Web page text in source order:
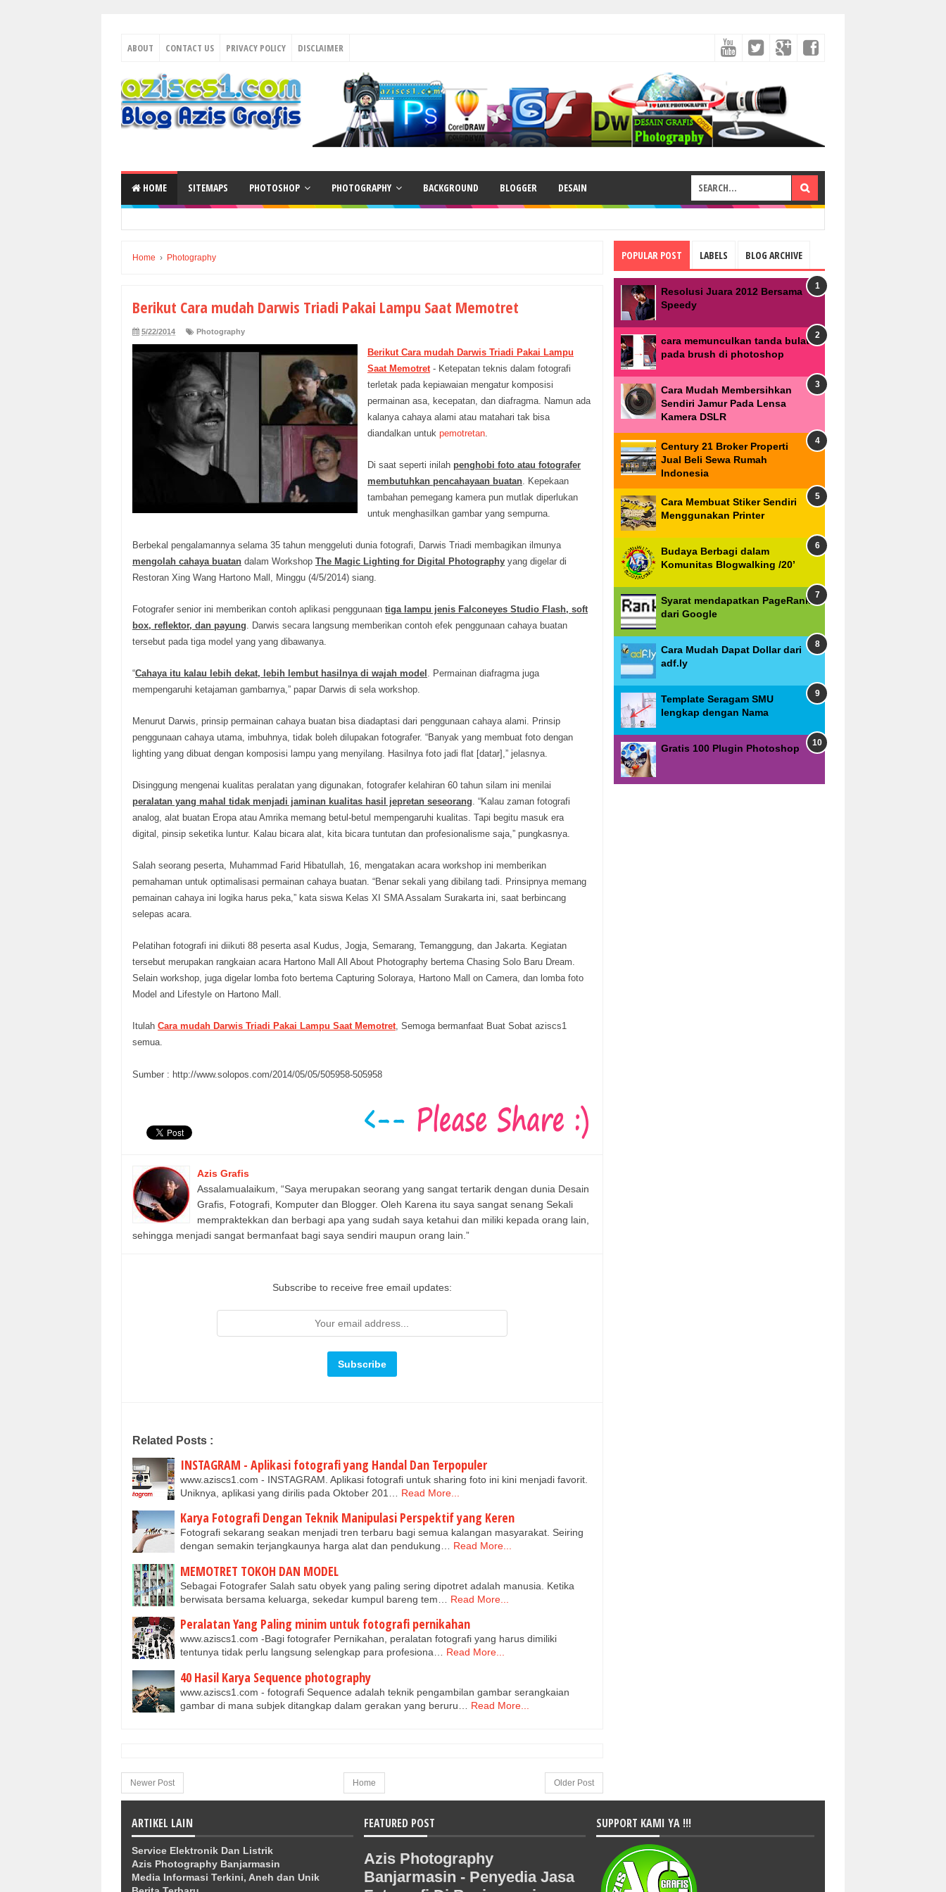
ABOUT CONTACT US PRIVACY POLICY DISCLAIMER
HOME SITEMAPS PHOTOSHOP PHOTOGRAPHY BACKGROUND BLOGGER DESAIN
Home › Photography
Berikut Cara mudah Darwis Triadi Pakai Lampu Saat Memotret
5/22/2014 Photography
Berikut Cara mudah Darwis Triadi Pakai Lampu
Saat Memotret - Ketepatan teknis dalam fotografi
terletak pada kepiawaian mengatur komposisi
permainan asa, kecepatan, dan diafragma. Namun ada
kalanya cahaya alami atau matahari tak bisa
diandalkan untuk pemotretan
Di saat seperti inilah penghobi foto atau fotografer
membutuhkan pencahayaan buatan . Kepekaan
tambahan pemegang kamera pun mutlak diperlukan
untuk menghasilkan gambar yang sempurna.
Berbekal pengalamannya selama 35 tahun menggeluti dunia fotografi, Darwis Triadi membagikan ilmunya
mengolah cahaya buatan dalam Workshop The Magic Lighting for Digital Photography yang digelar di
Restoran Xing Wang Hartono Mall, Minggu (4/5/2014) siang.
Fotografer senior ini memberikan contoh aplikasi penggunaan tiga lampu jenis Falconeyes Studio Flash, soft
box, reflektor, dan payung . Darwis secara langsung memberikan contoh efek penggunaan cahaya buatan
tersebut pada tiga model yang yang dibawanya.
“Cahaya itu kalau lebih dekat, lebih lembut hasilnya di wajah model
. Permainan diafragma juga
mempengaruhi ketajaman gambarnya,” papar Darwis di sela workshop.
Menurut Darwis, prinsip permainan cahaya buatan bisa diadaptasi dari penggunaan cahaya alami. Prinsip
penggunaan cahaya utama, imbuhnya, tidak boleh dilupakan fotografer. “Banyak yang membuat foto dengan
lighting yang dibuat dengan komposisi lampu yang menyilang. Hasilnya foto jadi flat [datar],” jelasnya.
Disinggung mengenai kualitas peralatan yang digunakan, fotografer kelahiran 60 tahun silam ini menilai
peralatan yang mahal tidak menjadi jaminan kualitas hasil jepretan seseorang . “Kalau zaman fotografi
analog, alat buatan Eropa atau Amrika memang betul-betul mempengaruhi kualitas. Tapi begitu masuk era
digital, pinsip seketika luntur. Kalau bicara alat, kita bicara tuntutan dan profesionalisme saja,” pungkasnya.
Salah seorang peserta, Muhammad Farid Hibatullah, 16, mengatakan acara workshop ini memberikan
pemahaman untuk optimalisasi permainan cahaya buatan. “Benar sekali yang dibilang tadi. Prinsipnya memang
pemainan cahaya ini logika harus peka,” kata siswa Kelas XI SMA Assalam Surakarta ini, saat berbincang
selepas acara.
Pelatihan fotografi ini diikuti 88 peserta asal Kudus, Jogja, Semarang, Temanggung, dan Jakarta. Kegiatan
tersebut merupakan rangkaian acara Hartono Mall All About Photography bertema Chasing Solo Baru Dream.
Selain workshop, juga digelar lomba foto bertema Capturing Soloraya, Hartono Mall on Camera, dan lomba foto
Model and Lifestyle on Hartono Mall.
Itulah Cara mudah Darwis Triadi Pakai Lampu Saat Memotret , Semoga bermanfaat Buat Sobat aziscs1
semua.
Sumber : http://www.solopos.com/2014/05/05/505958-505958
Azis Grafis
Assalamualaikum, “Saya merupakan seorang yang sangat tertarik dengan dunia Desain
Grafis, Fotografi, Komputer dan Blogger. Oleh Karena itu saya sangat senang Sekali
mempraktekkan dan berbagi apa yang sudah saya ketahui dan miliki kepada orang lain,
sehingga menjadi sangat bermanfaat bagi saya sendiri maupun orang lain.”
Subscribe to receive free email updates:
Related Posts :
INSTAGRAM - Aplikasi fotografi yang Handal Dan Terpopuler
www.aziscs1.com - INSTAGRAM. Aplikasi fotografi untuk sharing foto ini kini menjadi favorit.
Uniknya, aplikasi yang dirilis pada Oktober 201…
Read More...
Karya Fotografi Dengan Teknik Manipulasi Perspektif yang Keren
Fotografi sekarang seakan menjadi tren terbaru bagi semua kalangan masyarakat. Seiring
dengan semakin terjangkaunya harga alat dan pendukung… Read More...
MEMOTRET TOKOH DAN MODEL
Sebagai Fotografer Salah satu obyek yang paling sering dipotret adalah manusia. Ketika
berwisata bersama keluarga, sekedar kumpul bareng tem…
Read More...
Peralatan Yang Paling minim untuk fotografi pernikahan
www.aziscs1.com -Bagi fotografer Pernikahan, peralatan fotografi yang harus dimiliki
tentunya tidak perlu langsung selengkap para profesiona… Read More...
40 Hasil Karya Sequence photography
www.aziscs1.com - fotografi Sequence adalah teknik pengambilan gambar serangkaian
gambar di mana subjek ditangkap dalam gerakan yang beruru…
Read More...
Newer Post Older Post
Home
POPULAR POST LABELS BLOG ARCHIVE
Resolusi Juara 2012 Bersama
Speedy
cara memunculkan tanda bulat
pada brush di photoshop
Cara Mudah Membersihkan
Sendiri Jamur Pada Lensa
Kamera DSLR
Century 21 Broker Properti
Jual Beli Sewa Rumah
Indonesia
Cara Membuat Stiker Sendiri
Menggunakan Printer
Budaya Berbagi dalam
Komunitas Blogwalking /20’
Syarat mendapatkan PageRank
dari Google
Cara Mudah Dapat Dollar dari
adf.ly
Template Seragam SMU
lengkap dengan Nama
Gratis 100 Plugin Photoshop
ARTIKEL LAIN
Service Elektronik Dan Listrik
Azis Photography Banjarmasin
Media Informasi Terkini, Aneh dan Unik
FEATURED POST
Azis Photography
Banjarmasin - Penyedia Jasa
SUPPORT KAMI YA !!!